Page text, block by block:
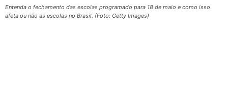
Entenda o fechamento das escolas programado para 18 de maio e como isso
afeta ou não as escolas no Brasil. (Foto: Getty Images)